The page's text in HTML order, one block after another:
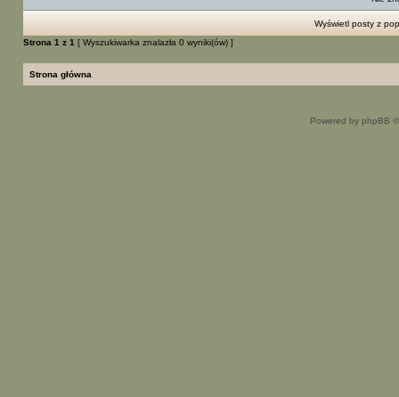
Wyświetl posty z
Strona 1 z 1 [ Wyszukiwarka znalazła 0 wyniki(ów) ]
Strona główna
Powered by phpBB